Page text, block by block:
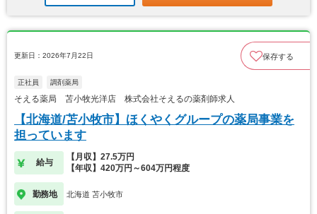
更新日：2026年7月22日 保存する
正社員 調剤薬局
そえる薬局 苫小牧光洋店 株式会社そえるの薬剤師求人
【北海道/苫小牧市】ほくやくグループの薬局事業を
担っています
給与
【月収】27.5万円
【年収】420万円～604万円程度
勤務地 北海道 苫小牧市